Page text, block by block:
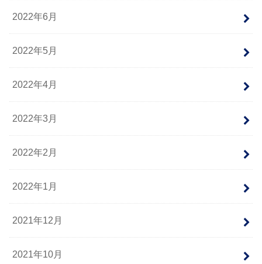
2022年6月
2022年5月
2022年4月
2022年3月
2022年2月
2022年1月
2021年12月
2021年10月